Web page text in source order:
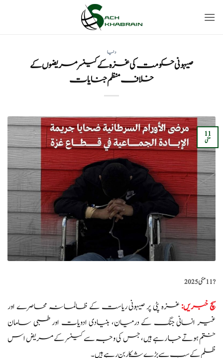
دنیا
صیہونی حکومت کی غزہ کے کینسر مریضوں کے
خلاف منظم جنایات
11
مئی
?️11 مئی 2025
سچ خبریں:غزہ پٹی پر صیہونی ریاست کے ظالمانہ محاصرے اور
غیر انسانی جنگ کے درمیان، بنیادی ادویات اور طبی سامان
ختم ہوتے جا رہے ہیں، جس کی وجہ سے کینسر کے مریض اس
ظلم کے سب سے بڑے شکار بن رہے ہیں۔